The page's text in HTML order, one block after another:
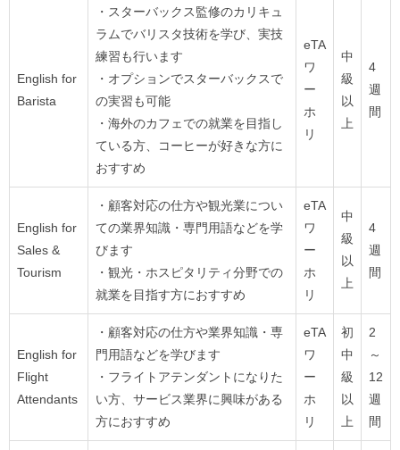
English for
Barista
・スターバックス監修のカリキュ
ラムでバリスタ技術を学び、実技
練習も行います
・オプションでスターバックスで
の実習も可能
・海外のカフェでの就業を目指し
ている方、コーヒーが好きな方に
おすすめ
eTA
ワ
ー
ホ
リ
中
級
以
上
4
週
間
English for
Sales &
Tourism
・顧客対応の仕方や観光業につい
ての業界知識・専門用語などを学
びます
・観光・ホスピタリティ分野での
就業を目指す方におすすめ
eTA
ワ
ー
ホ
リ
中
級
以
上
4
週
間
English for
Flight
Attendants
・顧客対応の仕方や業界知識・専
門用語などを学びます
・フライトアテンダントになりた
い方、サービス業界に興味がある
方におすすめ
eTA
ワ
ー
ホ
リ
初
中
級
以
上
2
～
12
週
間